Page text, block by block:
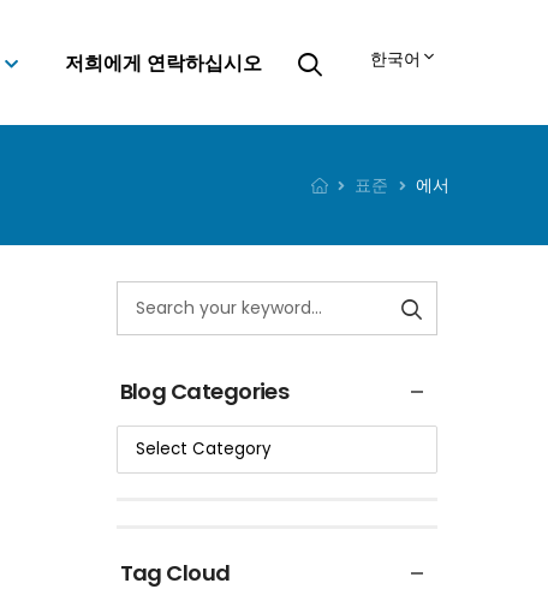
저희에게 연락하십시오 한국어
표준 에서
Blog Categories
Tag Cloud